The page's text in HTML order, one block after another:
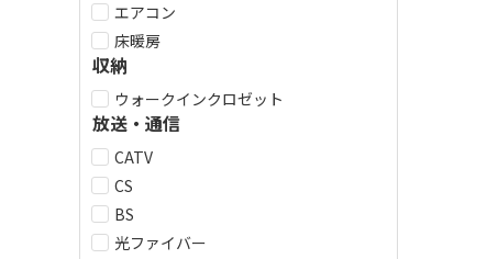
エアコン
床暖房
収納
ウォークインクロゼット
放送・通信
CATV
CS
BS
光ファイバー